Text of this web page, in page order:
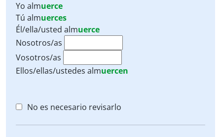
Yo almuerce
Tú almuerces
Él/ella/usted almuerce
Nosotros/as
Vosotros/as
Ellos/ellas/ustedes almuercen
No es necesario revisarlo